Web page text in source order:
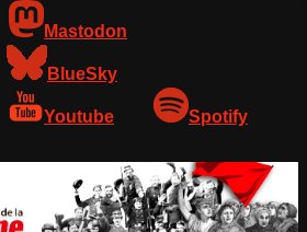
Mastodon
BlueSky
Youtube Spotify